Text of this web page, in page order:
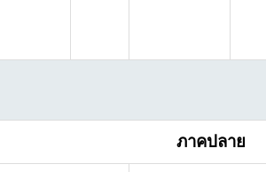
ภาคปลาย